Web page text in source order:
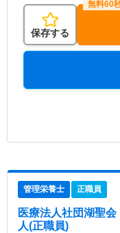
保存する
管理栄養士 正職員
医療法人社団湖聖
人(正職員)